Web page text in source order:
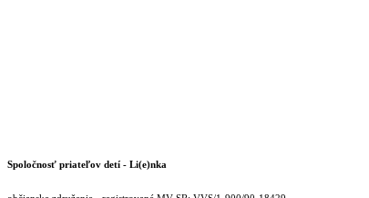
Spoločnosť priateľov detí - Li(e)nka